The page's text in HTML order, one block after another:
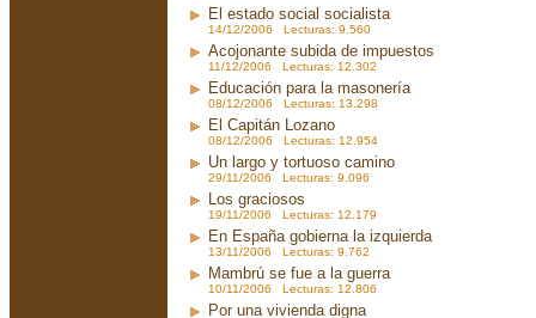
El estado social socialista
14/12/2006 Lecturas: 9.560
Acojonante subida de impuestos
11/12/2006 Lecturas: 12.302
Educación para la masonería
08/12/2006 Lecturas: 13.298
El Capitán Lozano
08/12/2006 Lecturas: 12.954
Un largo y tortuoso camino
29/11/2006 Lecturas: 9.096
Los graciosos
19/11/2006 Lecturas: 12.179
En España gobierna la izquierda
13/11/2006 Lecturas: 9.762
Mambrú se fue a la guerra
10/11/2006 Lecturas: 12.806
Por una vivienda digna